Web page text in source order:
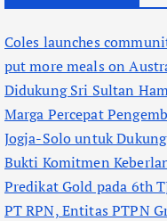
Coles launches
put more meals on
Didukung Sri Sultan
Marga Percepat
Jogja-Solo untuk
Bukti Komitmen
Predikat Gold pada 6th
PT RPN, Entitas PTPN